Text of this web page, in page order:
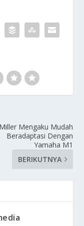
Mengaku Mudah
Beradaptasi Dengan
Yamaha M1
BERIKUTNYA